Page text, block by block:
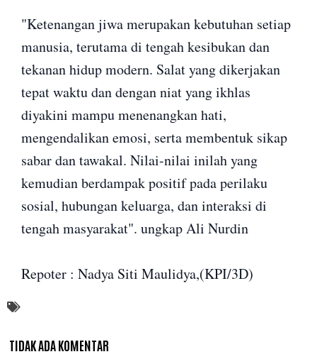
"Ketenangan jiwa merupakan kebutuhan setiap
manusia, terutama di tengah kesibukan dan
tekanan hidup modern. Salat yang dikerjakan
tepat waktu dan dengan niat yang ikhlas
diyakini mampu menenangkan hati,
mengendalikan emosi, serta membentuk sikap
sabar dan tawakal. Nilai-nilai inilah yang
kemudian berdampak positif pada perilaku
sosial, hubungan keluarga, dan interaksi di
tengah masyarakat". ungkap Ali Nurdin
Repoter : Nadya Siti Maulidya,(KPI/3D)
TIDAK ADA KOMENTAR